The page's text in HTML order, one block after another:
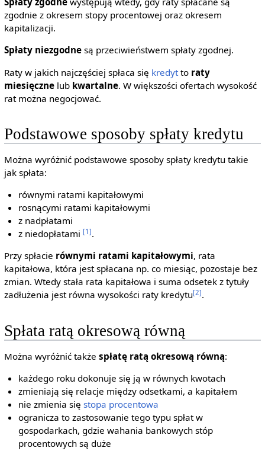
zgodnie z okresem stopy procentowej oraz okresem
kapitalizacji.
Spłaty niezgodnesą przeciwieństwem spłaty zgodnej.
Raty w jakich najczęściej spłaca się kredytto raty
miesięcznelub kwartalne. W większości ofertach wysokość
rat można negocjować.
Podstawowe sposoby spłaty kredytu
Można wyróżnić podstawowe sposoby spłaty kredytu takie
jak spłata:
równymi ratami kapitałowymi
rosnącymi ratami kapitałowymi
z nadpłatami
z niedopłatami [1].
Przy spłacie równymi ratami kapitałowymi, rata
kapitałowa, która jest spłacana np. co miesiąc, pozostaje bez
zmian. Wtedy stała rata kapitałowa i suma odsetek z tytuły
zadłużenia jest równa wysokości raty kredytu[2].
Spłata ratą okresową równą
Można wyróżnić także spłatę ratą okresową równą:
każdego roku dokonuje się ją w równych kwotach
zmieniają się relacje między odsetkami, a kapitałem
nie zmienia sięstopa procentowa
ogranicza to zastosowanie tego typu spłat w
gospodarkach, gdzie wahania bankowych stóp
procentowych są duże